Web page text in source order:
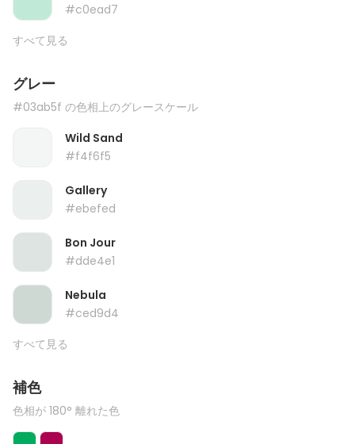
#c0ead7
すべて見る
グレー
#03ab5f の色相上のグレースケール
Wild Sand
#f4f6f5
Gallery
#ebefed
Bon Jour
#dde4e1
Nebula
#ced9d4
すべて見る
補色
色相が 180° 離れた色